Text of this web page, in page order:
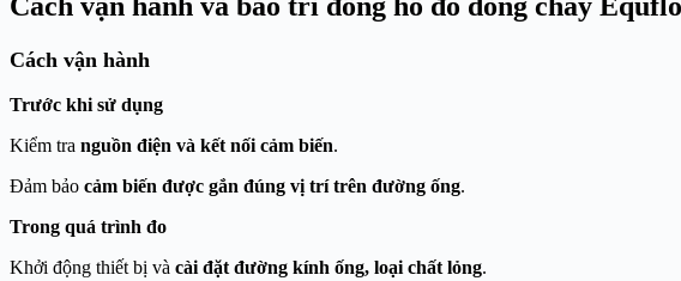
Cách vận hành
Trước khi sử dụng
Kiểm tra nguồn điện và kết nối cảm biến.
Đảm bảo cảm biến được gắn đúng vị trí trên đường ống.
Trong quá trình đo
Khởi động thiết bị và cài đặt đường kính ống, loại chất lỏng.